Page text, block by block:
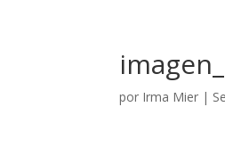
por Irma Mier |